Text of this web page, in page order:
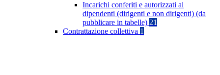
Incarichi conferiti e autorizzati ai
dipendenti (dirigenti e non dirigenti) (da
pubblicare in tabelle) 21
Contrattazione collettiva 1